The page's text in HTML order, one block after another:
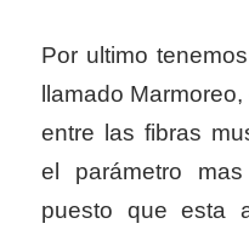
Por ultimo
llamado
entre las fibras
el parámetro
puesto que esta